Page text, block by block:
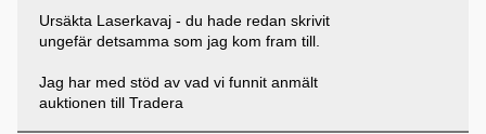
Ursäkta Laserkavaj - du hade redan skrivit
ungefär detsamma som jag kom fram till.
Jag har med stöd av vad vi funnit anmält
auktionen till Tradera